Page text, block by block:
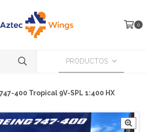
0
PRODUCTOS
400 Tropical 9V-SPL 1:400 HX